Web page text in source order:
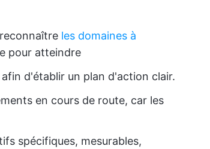
les domaines à
pour atteindre
d'établir un plan d'action clair.
en cours de route, car les
spécifiques, mesurables,